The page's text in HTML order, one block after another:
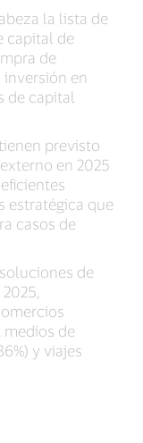
la lista de
capital de
de
en
de capital
previsto
en 2025
estratégica que
casos de
de
medios de
y viajes